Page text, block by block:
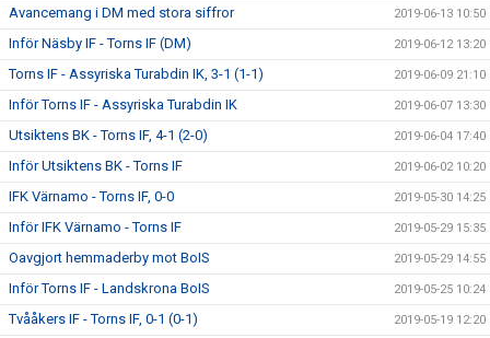
Avancemang i DM med stora siffror 2019-06-13 10:50
Inför Näsby IF - Torns IF (DM) 2019-06-12 13:20
Torns IF - Assyriska Turabdin IK, 3-1 (1-1) 2019-06-09 21:10
Inför Torns IF - Assyriska Turabdin IK 2019-06-07 13:30
Utsiktens BK - Torns IF, 4-1 (2-0) 2019-06-04 17:40
Inför Utsiktens BK - Torns IF 2019-06-02 10:20
IFK Värnamo - Torns IF, 0-0 2019-05-30 14:25
Inför IFK Värnamo - Torns IF 2019-05-29 15:35
Oavgjort hemmaderby mot BoIS 2019-05-29 14:55
Inför Torns IF - Landskrona BoIS 2019-05-25 10:24
Tvååkers IF - Torns IF, 0-1 (0-1) 2019-05-19 12:20